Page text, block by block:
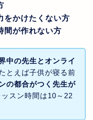
をかけたくない方
間が作れない方
中の先生とオンライ
とえば子供が寝る前
の都合がつく先生が
ッスン時間は10～22